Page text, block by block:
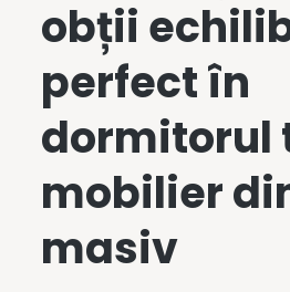
obții
perfect în
dormitorul
mobilier
masiv